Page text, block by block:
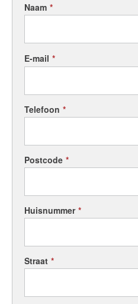
amsterdam@makelaarsvan.nl
Naam *
E-mail *
Telefoon *
Postcode *
Huisnummer *
Straat *